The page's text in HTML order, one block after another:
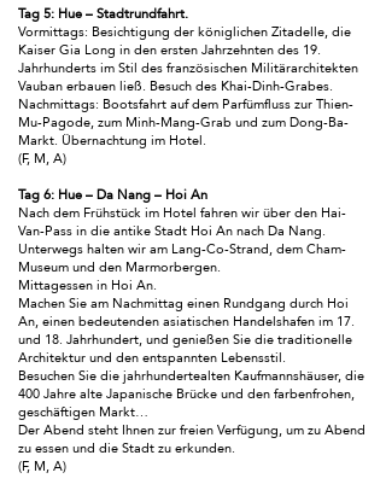
Tag 5: Hue – Stadtrundfahrt.
Vormittags: Besichtigung der königlichen Zitadelle, die
Kaiser Gia Long in den ersten Jahrzehnten des 19.
Jahrhunderts im Stil des französischen Militärarchitekten
Vauban erbauen ließ. Besuch des Khai-Dinh-Grabes.
Nachmittags: Bootsfahrt auf dem Parfümfluss zur Thien-
Mu-Pagode, zum Minh-Mang-Grab und zum Dong-Ba-
Markt. Übernachtung im Hotel.
(F, M, A)
Tag 6: Hue – Da Nang – Hoi An
Nach dem Frühstück im Hotel fahren wir über den Hai-
Van-Pass in die antike Stadt Hoi An nach Da Nang.
Unterwegs halten wir am Lang-Co-Strand, dem Cham-
Museum und den Marmorbergen.
Mittagessen in Hoi An.
Machen Sie am Nachmittag einen Rundgang durch Hoi
An, einen bedeutenden asiatischen Handelshafen im 17.
und 18. Jahrhundert, und genießen Sie die traditionelle
Architektur und den entspannten Lebensstil.
Besuchen Sie die jahrhundertealten Kaufmannshäuser, die
400 Jahre alte Japanische Brücke und den farbenfrohen,
geschäftigen Markt…
Der Abend steht Ihnen zur freien Verfügung, um zu Abend
zu essen und die Stadt zu erkunden.
(F, M, A)